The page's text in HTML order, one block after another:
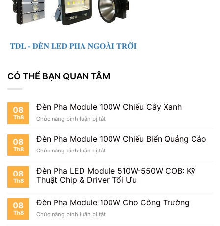
CÓ THỂ BẠN QUAN TÂM
08
Th8
Đèn Pha Module 100W Chiếu Cây Xanh
Chức năng bình luận bị tắtở
Pha
Module
100W
Cây
Xanh
08
Th8
Đèn Pha Module 100W Chiếu Biển Quảng Cáo
Chức năng bình luận bị tắtở
Pha
Module
100W
Biển
Cáo
08
Th8
Đèn Pha LED Module 510W-550W COB: Kỹ
Thuật Chip & Driver Tối Ưu
08
Th8
Đèn Pha Module 100W Cho Công Trường
Chức năng bình luận bị tắtở